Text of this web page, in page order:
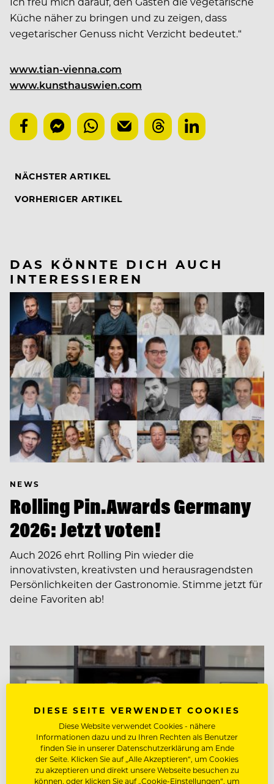
Küche näher zu bringen und zu zeigen, dass
vegetarischer Genuss nicht Verzicht bedeutet.“
www.tian-vienna.com
www.kunsthauswien.com
NÄCHSTER ARTIKEL
VORHERIGER ARTIKEL
DAS KÖNNTE DICH AUCH
INTERESSIEREN
NEWS
Rolling Pin.Awards Germany
2026: Jetzt voten!
Auch 2026 ehrt Rolling Pin wieder die
innovativsten, kreativsten und herausragendsten
Persönlichkeiten der Gastronomie. Stimme jetzt für
deine Favoriten ab!
DIESE SEITE VERWENDET COOKIES
Diese Website verwendet Cookies - nähere
Informationen dazu und zu Ihren Rechten als Benutzer
finden Sie in unserer Datenschutzerklärung am Ende
der Seite. Klicken Sie auf „Alle Akzeptieren“, um Cookies
zu akzeptieren und direkt unsere Webseite besuchen zu
können, oder klicken Sie auf „Cookie-Einstellungen“, um